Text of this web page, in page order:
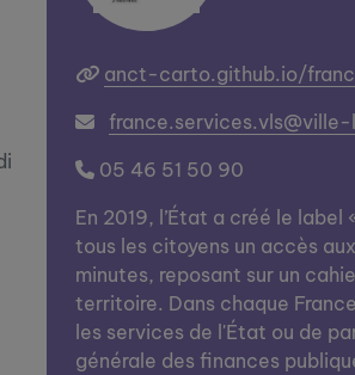
anct-carto.github.io/
05 46 51 50 90
En 2019, l’État a créé le
tous les citoyens un accès
minutes, reposant sur un
territoire. Dans chaque
les services de l'État ou de
générale des finances